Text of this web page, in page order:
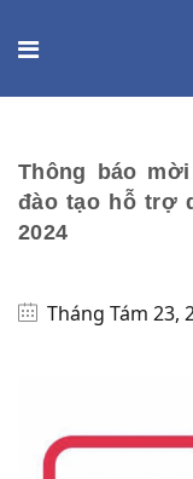
Thông báo
đào tạo hỗ trợ
2024
Tháng Tám 23,